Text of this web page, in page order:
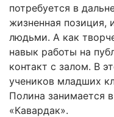
потребуется в
жизненная позиция,
людьми. А как
навык работы на
контакт с залом. В
учеников младших
Полина занимается
«Кавардак».